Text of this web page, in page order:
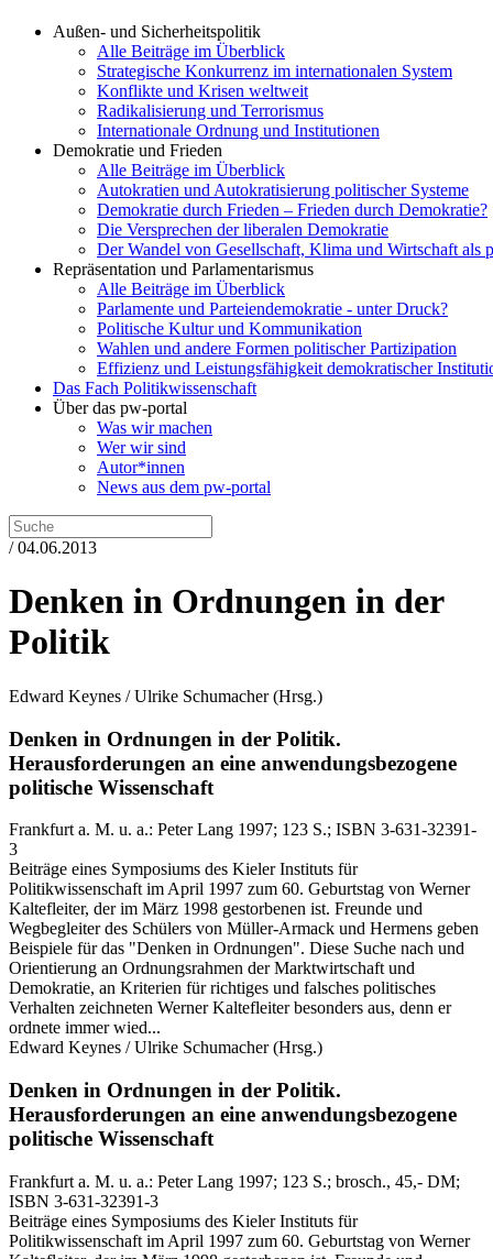
Außen- und Sicherheitspolitik
Alle Beiträge im Überblick
Strategische Konkurrenz im internationalen System
Konflikte und Krisen weltweit
Radikalisierung und Terrorismus
Internationale Ordnung und Institutionen
Demokratie und Frieden
Alle Beiträge im Überblick
Autokratien und Autokratisierung politischer Systeme
Demokratie durch Frieden – Frieden durch Demokratie?
Die Versprechen der liberalen Demokratie
Der Wandel von Gesellschaft, Klima und Wirtschaft als
Repräsentation und Parlamentarismus
Alle Beiträge im Überblick
Parlamente und Parteiendemokratie - unter Druck?
Politische Kultur und Kommunikation
Wahlen und andere Formen politischer Partizipation
Effizienz und Leistungsfähigkeit demokratischer
Das Fach Politikwissenschaft
Über das pw-portal
Was wir machen
Wer wir sind
Autor*innen
News aus dem pw-portal
/ 04.06.2013
Denken in Ordnungen in der
Politik
Edward Keynes / Ulrike Schumacher(Hrsg.)
Denken in Ordnungen in der Politik.
Herausforderungen an eine anwendungsbezogene
politische Wissenschaft
Frankfurt a. M. u. a.: Peter Lang 1997; 123 S.; ISBN 3-631-32391-
3
Beiträge eines Symposiums des Kieler Instituts für
Politikwissenschaft im April 1997 zum 60. Geburtstag von Werner
Kaltefleiter, der im März 1998 gestorbenen ist. Freunde und
Wegbegleiter des Schülers von Müller-Armack und Hermens geben
Beispiele für das "Denken in Ordnungen". Diese Suche nach und
Orientierung an Ordnungsrahmen der Marktwirtschaft und
Demokratie, an Kriterien für richtiges und falsches politisches
Verhalten zeichneten Werner Kaltefleiter besonders aus, denn er
ordnete immer wied...
Edward Keynes / Ulrike Schumacher(Hrsg.)
Denken in Ordnungen in der Politik.
Herausforderungen an eine anwendungsbezogene
politische Wissenschaft
Frankfurt a. M. u. a.: Peter Lang 1997; 123 S.; brosch., 45,- DM;
ISBN 3-631-32391-3
Beiträge eines Symposiums des Kieler Instituts für
Politikwissenschaft im April 1997 zum 60. Geburtstag von Werner